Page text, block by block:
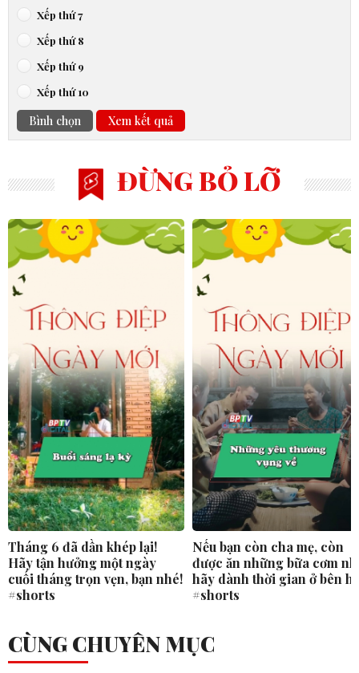
Xếp thứ 7
Xếp thứ 8
Xếp thứ 9
Xếp thứ 10
Bình chọn Xem kết quả
ĐỪNG BỎ LỠ
Tháng 6 đã dần khép lại!
Hãy tận hưởng một ngày
cuối tháng trọn vẹn, bạn nhé!
#shorts
Nếu bạn còn cha mẹ, còn
được ăn những bữa cơm
hãy dành thời gian ở bên
#shorts
CÙNG CHUYÊN MỤC